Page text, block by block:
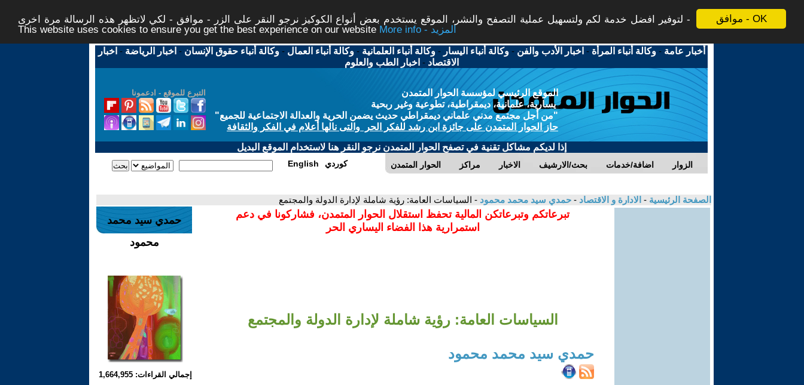
موافق - OK
لتوفير افضل خدمة لكم ولتسهيل عملية التصفح والنشر، الموقع يستخدم بعض أنواع الكوكيز نرجو النقر على الزر - موافق - لكي لاتظهر هذه الرسالة مرة اخرى -
This website uses cookies to ensure you get the best experience on our website
More info - المزيد
أخبار عامة -وكالة أنباء المرأة - اخبار الأدب والفن -وكالة أنباء اليسار -وكالة أنباء العلمانية -وكالة أنباء العمال -وكالة أنباء حقوق الإنسان - اخبار الرياضة - اخبار
الاقتصاد - اخبار الطب والعلوم
التبرع للموقع - ادعمونا
الموقع الرئيسي لمؤسسة الحوار المتمدن
يسارية، علمانية، ديمقراطية، تطوعية وغير ربحية
"من أجل مجتمع مدني علماني ديمقراطي حديث يضمن الحرية والعدالة الاجتماعية للجميع"
حاز الحوار المتمدن على جائزة ابن رشد للفكر الحر والتى نالها أعلام في الفكر والثقافة
إذا لديكم مشاكل تقنية في تصفح الحوار المتمدن نرجو النقر هنا لاستخدام الموقع البديل
الحوار المتمدن مراكز الاخبار بحث/الارشيف اضافة/خدمات الزوار English كوردي
الصفحة الرئيسية - الادارة و الاقتصاد - حمدي سيد محمد محمود - السياسات العامة: رؤية شاملة لإدارة الدولة والمجتمع
تبرعاتكم وتبرعاتكن المالية تحفظ استقلال الحوار المتمدن، فشاركونا في دعم
استمرارية هذا الفضاء اليساري الحر
السياسات العامة: رؤية شاملة لإدارة الدولة والمجتمع
حمدي سيد محمد محمود
حمدي سيد محمد
محمود
إجمالي القراءات: 1,664,955